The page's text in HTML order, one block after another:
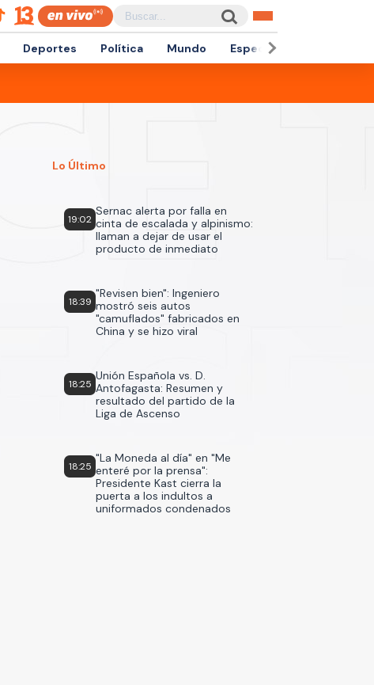
Deportes Política Mundo Espectáculos
Lo Último
19:02
Sernac alerta por falla en
cinta de escalada y alpinismo:
llaman a dejar de usar el
producto de inmediato
18:39
"Revisen bien": Ingeniero
mostró seis autos
"camuflados" fabricados en
China y se hizo viral
18:25
Unión Española vs. D.
Antofagasta: Resumen y
resultado del partido de la
Liga de Ascenso
18:25
"La Moneda al día" en "Me
enteré por la prensa":
Presidente Kast cierra la
puerta a los indultos a
uniformados condenados